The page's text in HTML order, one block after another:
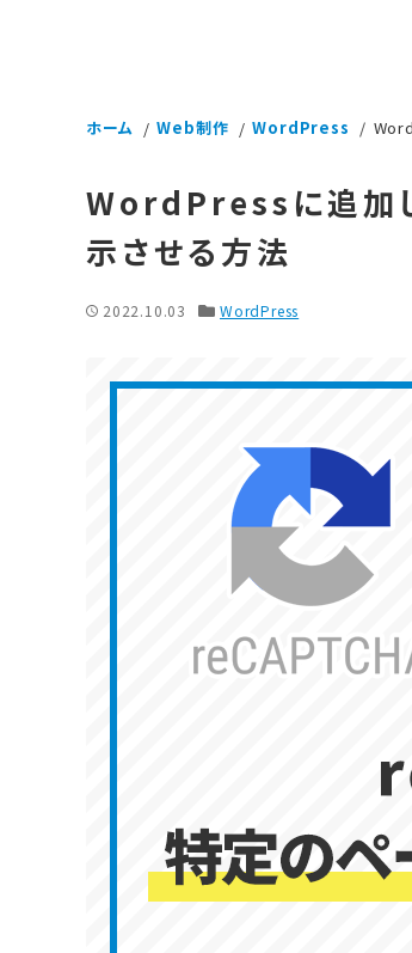
ホーム Web制作 WordPress
WordPressに追加
示させる方法
2022.10.03 WordPress